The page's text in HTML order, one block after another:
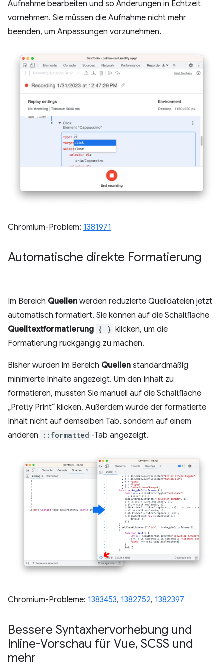
Aufnahme bearbeiten und so Änderungen in Echtzeit
vornehmen. Sie müssen die Aufnahme nicht mehr
beenden, um Anpassungen vorzunehmen.
Chromium-Problem: 1381971
Automatische direkte Formatierung
Im Bereich Quellen werden reduzierte Quelldateien jetzt
automatisch formatiert. Sie können auf die Schaltfläche
Quelltextformatierung { } klicken, um die
Formatierung rückgängig zu machen.
Bisher wurden im Bereich Quellen standardmäßig
minimierte Inhalte angezeigt. Um den Inhalt zu
formatieren, mussten Sie manuell auf die Schaltfläche
„Pretty Print“ klicken. Außerdem wurde der formatierte
Inhalt nicht auf demselben Tab, sondern auf einem
anderen
::formatted -Tab angezeigt.
Chromium-Probleme: 1383453, 1382752, 1382397
Bessere Syntaxhervorhebung und
Inline-Vorschau für Vue, SCSS und
mehr